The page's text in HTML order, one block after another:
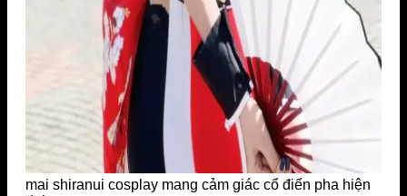
mai shiranui cosplay mang cảm giác cổ điển pha hiện